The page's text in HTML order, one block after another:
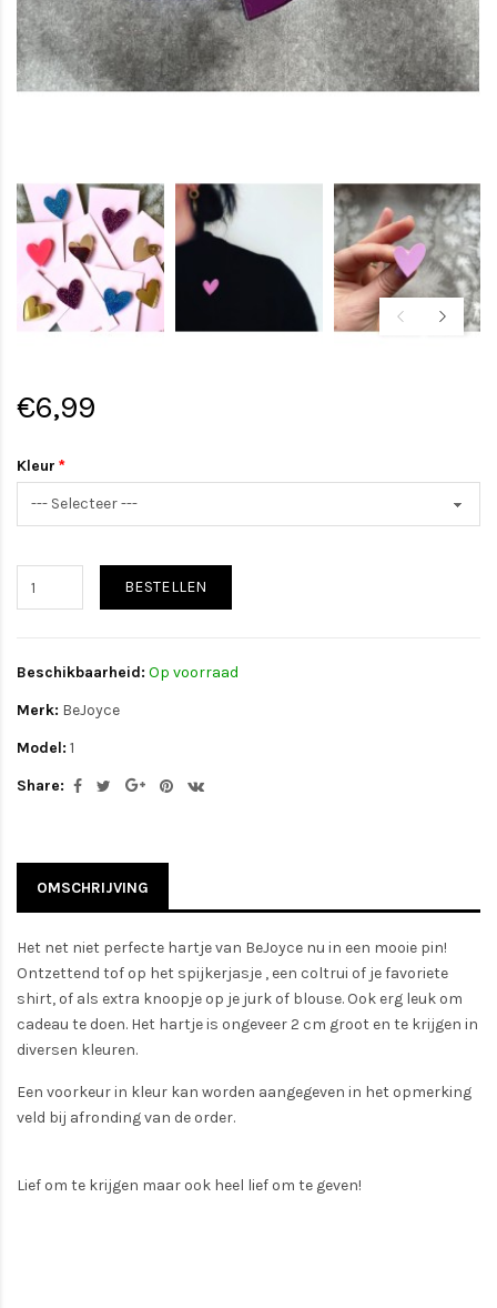
€6,99
Kleur
BESTELLEN
Beschikbaarheid: Op voorraad
Merk: BeJoyce
Model: 1
Share:
OMSCHRIJVING
Het net niet perfecte hartje van BeJoyce nu in een mooie pin!
Ontzettend tof op het spijkerjasje , een coltrui of je favoriete
shirt, of als extra knoopje op je jurk of blouse. Ook erg leuk om
cadeau te doen. Het hartje is ongeveer 2 cm groot en te krijgen in
diversen kleuren.
Een voorkeur in kleur kan worden aangegeven in het opmerking
veld bij afronding van de order.
Lief om te krijgen maar ook heel lief om te geven!